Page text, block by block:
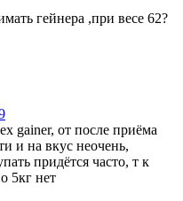
гейнера ,при весе 62?
gainer, от после приёма
и на вкус неочень,
придётся часто, т к
5кг нет